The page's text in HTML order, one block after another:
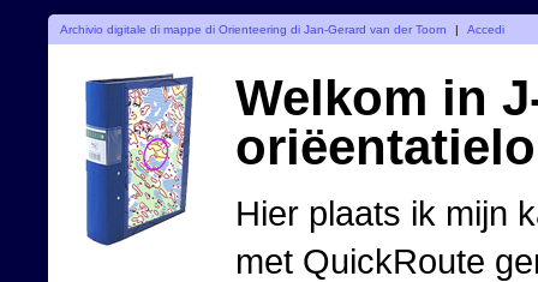
Archivio digitale di mappe di Orienteering di Jan-Gerard van der Toorn | Accedi
Welkom in
Hier plaats ik mijn
met QuickRoute